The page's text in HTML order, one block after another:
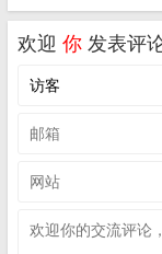
欢迎 你 发表评